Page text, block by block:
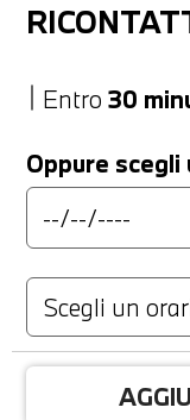
Entro 30
Oppure